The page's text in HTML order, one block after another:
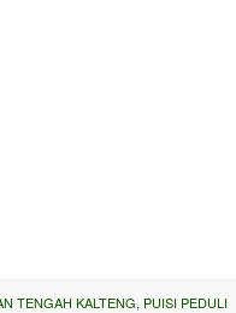
TENGAH KALTENG, PUISI PEDULI